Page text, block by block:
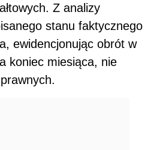
Z analizy
stanu faktycznego
ewidencjonując obrót w
koniec miesiąca, nie